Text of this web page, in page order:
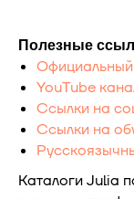
Полезные
YouTube
Ссылки на
Ссылки на
Каталоги Julia